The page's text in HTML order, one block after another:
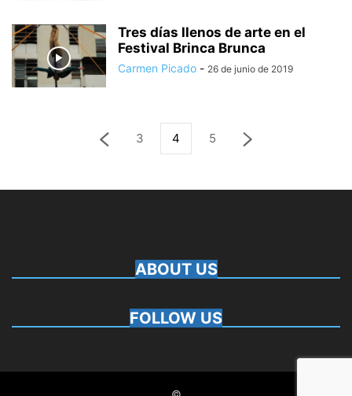
Tres días llenos de arte en el
Festival Brinca Brunca
Carmen Picado - 26 de junio de 2019
3 4 5
ABOUT US
FOLLOW US